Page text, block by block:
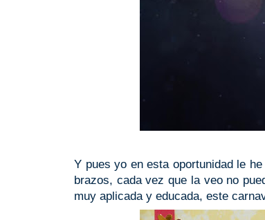
Y pues yo en esta oportunidad le
brazos, cada vez que la veo no
muy aplicada y educada, este